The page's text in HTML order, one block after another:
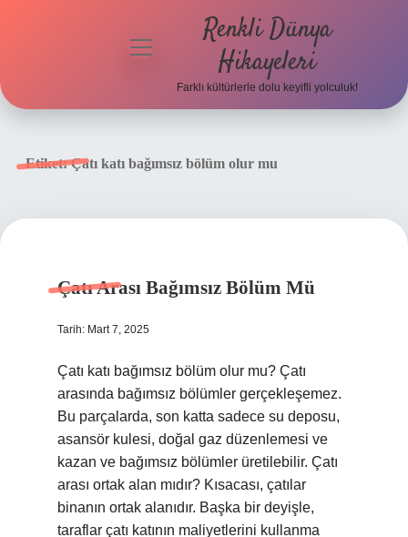
Politikası
menüyü
Renkli Dünya
Hikayeleri
Farklı kültürlerle dolu keyifli yolculuk!
Etiket:Çatı katı bağımsız bölüm olur mu
Çatı Arası Bağımsız Bölüm Mü
Tarih: Mart 7, 2025
Çatı katı bağımsız bölüm olur mu? Çatı
arasında bağımsız bölümler gerçekleşemez.
Bu parçalarda, son katta sadece su deposu,
asansör kulesi, doğal gaz düzenlemesi ve
kazan ve bağımsız bölümler üretilebilir. Çatı
arası ortak alan mıdır? Kısacası, çatılar
binanın ortak alanıdır. Başka bir deyişle,
taraflar çatı katının maliyetlerini kullanma